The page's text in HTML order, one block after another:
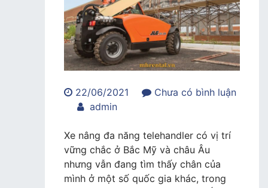
22/06/2021
Chưa có bình luận
trong
NÂNG
ĐA
NĂNG
PHÁT
admin
Xe nâng đa năng telehandler có vị trí
vững chắc ở Bắc Mỹ và châu Âu
nhưng vẫn đang tìm thấy chân của
mình ở một số quốc gia khác, trong